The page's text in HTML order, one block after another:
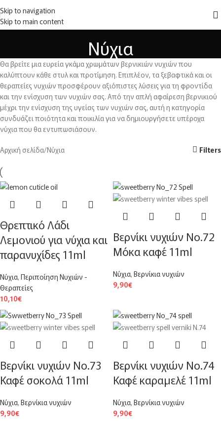
Skip to navigation
Skip to main content
MENU
Νύχια
Θα βρείτε μια ευρεία γκάμα χρωμάτων βερνικιών νυχιών που
καλύπτουν κάθε στυλ και προτίμηση. Επιπλέον, τα ξεβαφτικά και οι
θεραπείες νυχιών προσφέρουν αξιόπιστες λύσεις για τη φροντίδα
και την ενίσχυση των νυχιών σας. Από την απλή αφαίρεση βερνικιού
μέχρι την ενίσχυση της υγείας των νυχιών σας, αυτή η κατηγορία
συνδυάζει ποιότητα και ποικιλία για να δημιουργήσετε υπέροχα
νύχια που θα εντυπωσιάσουν.
Αρχική σελίδα Νύχια Filters
Θρεπτικό Λάδι
Λεμονιού για νύχια και
παρανυχίδες 11ml
Νύχια, Περιποίηση Νυχιών -
Θεραπείες
10,10€
Βερνίκι νυχιών No.72
Μόκα καφέ 11ml
Νύχια, Βερνίκια νυχιών
9,90€
Βερνίκι νυχιών No.73
Καφέ σοκολά 11ml
Νύχια, Βερνίκια νυχιών
9,90€
Βερνίκι νυχιών Νο.74
Καφέ καραμελέ 11ml
Νύχια, Βερνίκια νυχιών
9,90€